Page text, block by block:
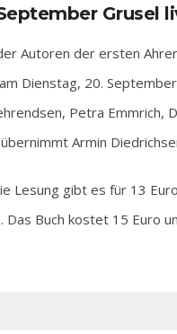
Grusel
Autoren der ersten
Dienstag, 20.
Petra Emmrich,
Armin
Lesung gibt es für 13
Das Buch kostet 15 Euro